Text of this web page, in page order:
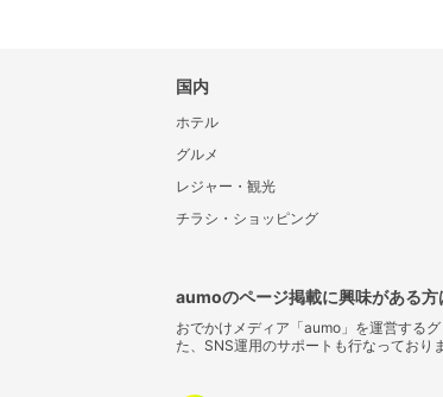
国内
ホテル
グルメ
レジャー・観光
チラシ・ショッピング
aumoのページ掲載に興味がある方
おでかけメディア「aumo」を運営する
た、SNS運用のサポートも行なっており